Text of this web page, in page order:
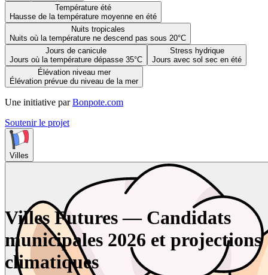
Température été
Hausse de la température moyenne en été
Nuits tropicales
Nuits où la température ne descend pas sous 20°C
Jours de canicule
Jours où la température dépasse 35°C
Stress hydrique
Jours avec sol sec en été
Élévation niveau mer
Élévation prévue du niveau de la mer
Une initiative par Bonpote.com
Soutenir le projet
Villes
Villes Futures — Candidats
municipales 2026 et projections
climatiques